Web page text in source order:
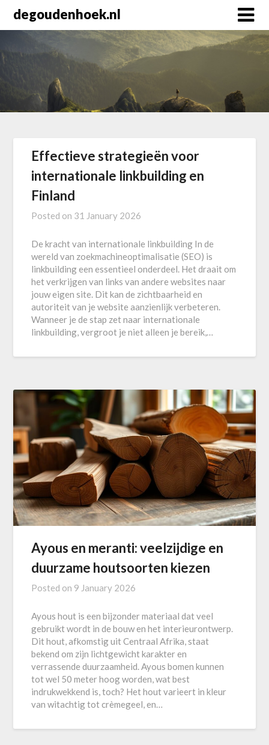
degoudenhoek.nl
Effectieve strategieën voor
internationale linkbuilding en
Finland
Posted on 31 January 2026
De kracht van internationale linkbuilding In de
wereld van zoekmachineoptimalisatie (SEO) is
linkbuilding een essentieel onderdeel. Het draait om
het verkrijgen van links van andere websites naar
jouw eigen site. Dit kan de zichtbaarheid en
autoriteit van je website aanzienlijk verbeteren.
Wanneer je de stap zet naar internationale
linkbuilding, vergroot je niet alleen je bereik,…
Ayous en meranti: veelzijdige en
duurzame houtsoorten kiezen
Posted on 9 January 2026
Ayous hout is een bijzonder materiaal dat veel
gebruikt wordt in de bouw en het interieurontwerp.
Dit hout, afkomstig uit Centraal Afrika, staat
bekend om zijn lichtgewicht karakter en
verrassende duurzaamheid. Ayous bomen kunnen
tot wel 50 meter hoog worden, wat best
indrukwekkend is, toch? Het hout varieert in kleur
van witachtig tot crèmegeel, en…